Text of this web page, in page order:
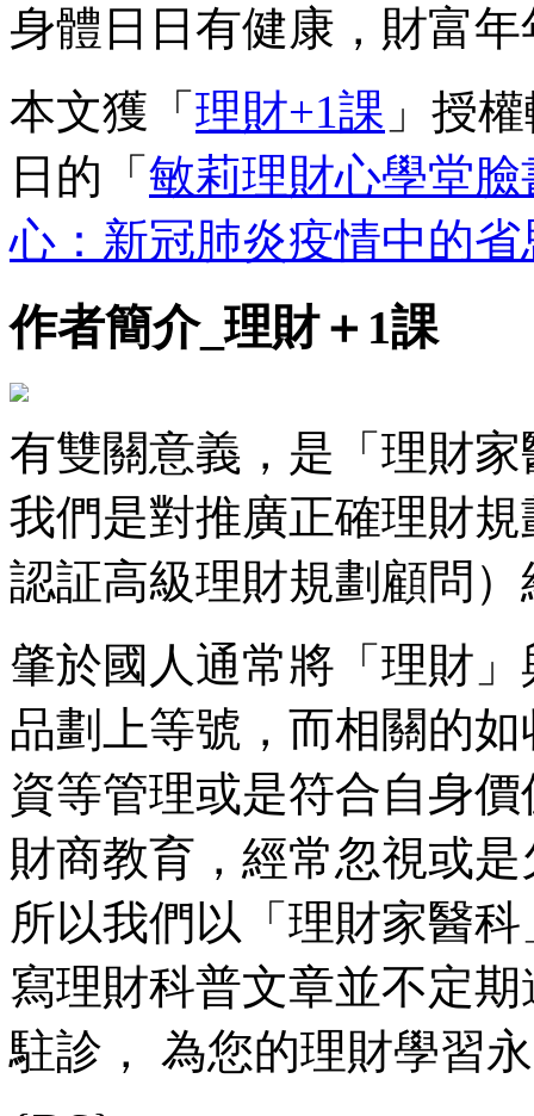
身體日日有健康，財富
本文獲「 理財+1課 」授
日的「 敏莉理財心學堂臉
心：新冠肺炎疫情中的
作者簡介_理財＋1課
有雙關意義，是「理財
我們是對推廣正確理財
認証高級理財規劃顧問）
肇於國人通常將「理財
品劃上等號，而相關的
資等管理或是符合自身
財商教育，經常忽視或
所以我們以「理財家醫
寫理財科普文章並不定
駐診， 為您的理財學習